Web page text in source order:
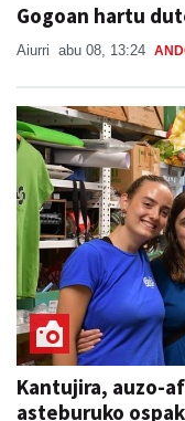
Gogoan hartu
Aiurri abu 08, 13:24
Kantujira, auzo-
asteburuko